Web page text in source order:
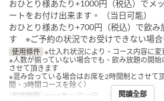
おひとり様あたり+1000円（税込）でメ
ートをお付け出来ます。 （当日可能）
おひとり様あたり+700円（税込）で飲み
す ※ご予約の状況でお受けできない場合
使用條件 ※仕入れ状況により、コース内容に
※人数が揃っていない場合でも、飲み放題の開
させて頂きます
※混み合っている場合はお席を2時間制とさせて
間、3時間コースを除く）
有效期限 2025年12月27日 ~ 最大下單數
閱讀全部